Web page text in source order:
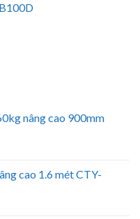
nâng cao 900mm
cao 1.6 mét CTY-